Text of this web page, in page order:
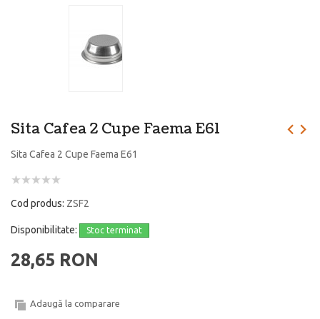
Sita Cafea 2 Cupe Faema E61
Sita Cafea 2 Cupe Faema E61
Cod produs: ZSF2
Disponibilitate: Stoc terminat
28,65 RON
Adaugă la comparare